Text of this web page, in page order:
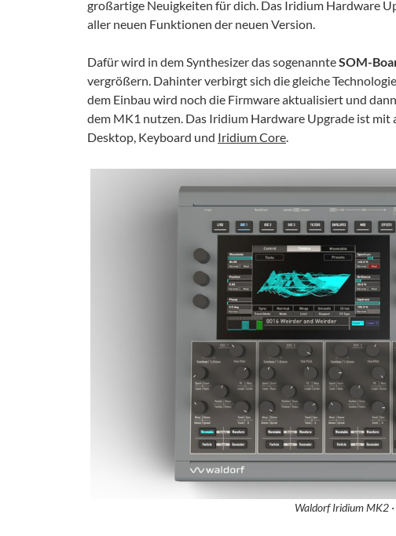
großartige Neuigkeiten für dich. Das Iridium Hardware
aller neuen Funktionen der neuen Version.
Dafür wird in dem Synthesizer das sogenannteSOM-
vergrößern. Dahinter verbirgt sich die gleiche
dem Einbau wird noch die Firmware aktualisiert und
dem MK1 nutzen. Das Iridium Hardware Upgrade ist
Desktop, Keyboard und Iridium Core.
Waldorf Iridium MK2 ·